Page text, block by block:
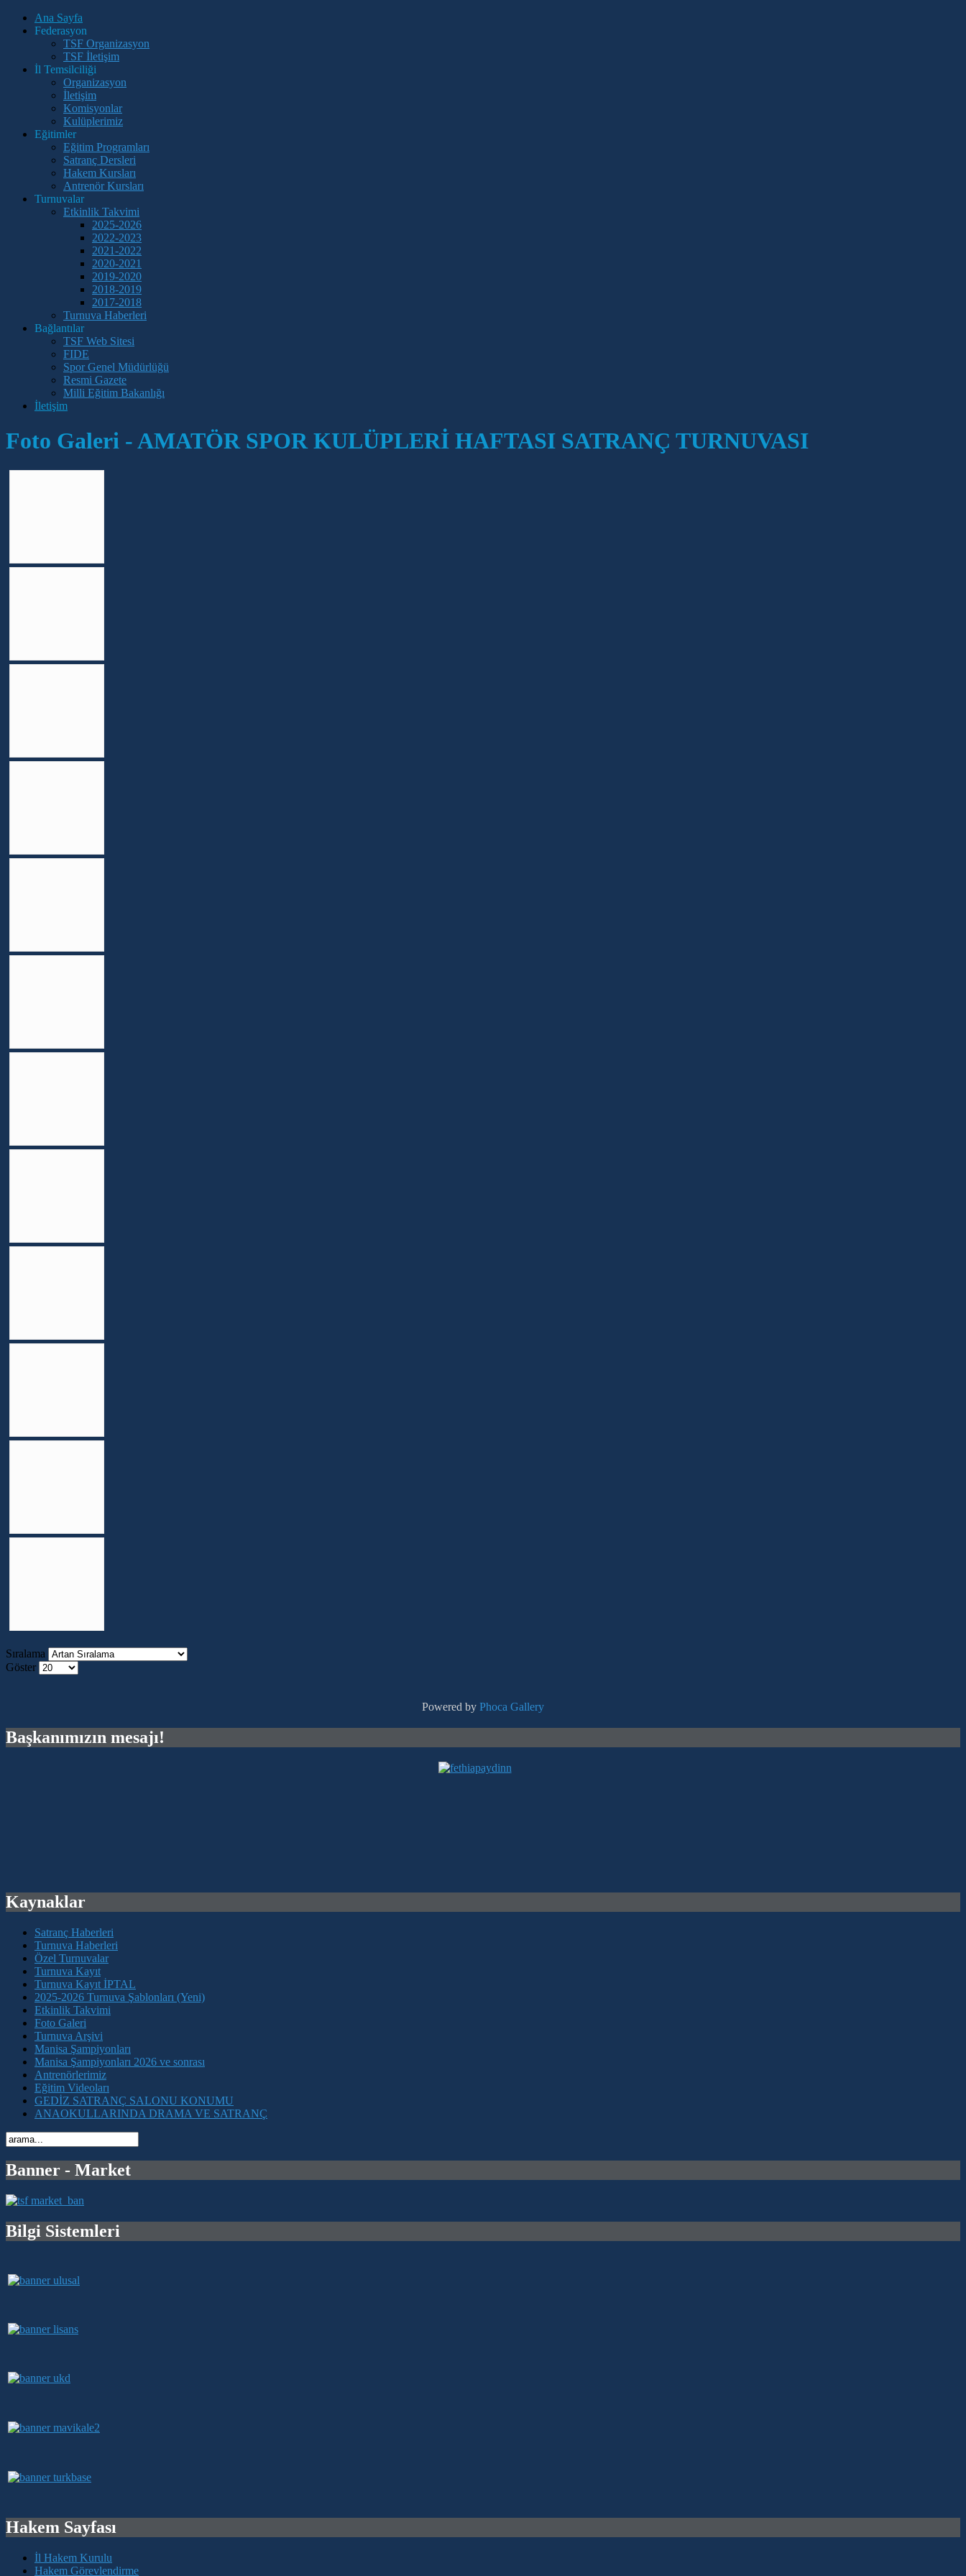
Ana Sayfa
Federasyon
TSF Organizasyon
TSF İletişim
İl Temsilciliği
Organizasyon
İletişim
Komisyonlar
Kulüplerimiz
Eğitimler
Eğitim Programları
Satranç Dersleri
Hakem Kursları
Antrenör Kursları
Turnuvalar
Etkinlik Takvimi
2025-2026
2022-2023
2021-2022
2020-2021
2019-2020
2018-2019
2017-2018
Turnuva Haberleri
Bağlantılar
TSF Web Sitesi
FIDE
Spor Genel Müdürlüğü
Resmi Gazete
Milli Eğitim Bakanlığı
İletişim
Foto Galeri - AMATÖR SPOR KULÜPLERİ HAFTASI SATRANÇ TURNUVASI
Sıralama
Göster
Powered by Phoca Gallery
Başkanımızın mesajı!
Kaynaklar
Satranç Haberleri
Turnuva Haberleri
Özel Turnuvalar
Turnuva Kayıt
Turnuva Kayıt İPTAL
2025-2026 Turnuva Şablonları (Yeni)
Etkinlik Takvimi
Foto Galeri
Turnuva Arşivi
Manisa Şampiyonları
Manisa Şampiyonları 2026 ve sonrası
Antrenörlerimiz
Eğitim Videoları
GEDİZ SATRANÇ SALONU KONUMU
ANAOKULLARINDA DRAMA VE SATRANÇ
Banner - Market
Bilgi Sistemleri
Hakem Sayfası
İl Hakem Kurulu
Hakem Görevlendirme